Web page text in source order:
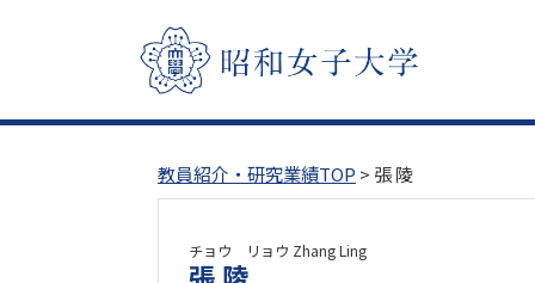
教員紹介・研究業績TOP > 張 陵
チョウ リョウ Zhang Ling